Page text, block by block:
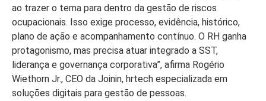
ao trazer o tema para dentro da gestão de riscos
ocupacionais. Isso exige processo, evidência, histórico,
plano de ação e acompanhamento contínuo. O RH ganha
protagonismo, mas precisa atuar integrado a SST,
liderança e governança corporativa”, afirma Rogério
Wiethorn Jr., CEO da Joinin, hrtech especializada em
soluções digitais para gestão de pessoas.